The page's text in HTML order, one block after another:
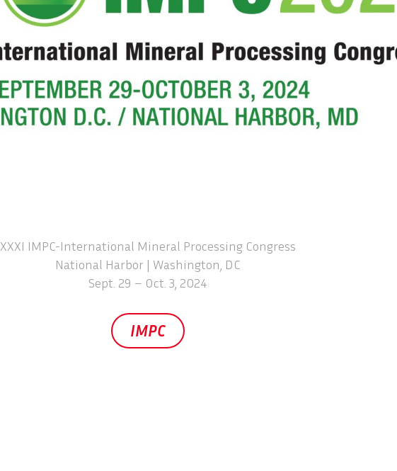
XXXI IMPC-International Mineral Processing Congress
National Harbor | Washington, DC
Sept. 29 – Oct. 3, 2024
IMPC